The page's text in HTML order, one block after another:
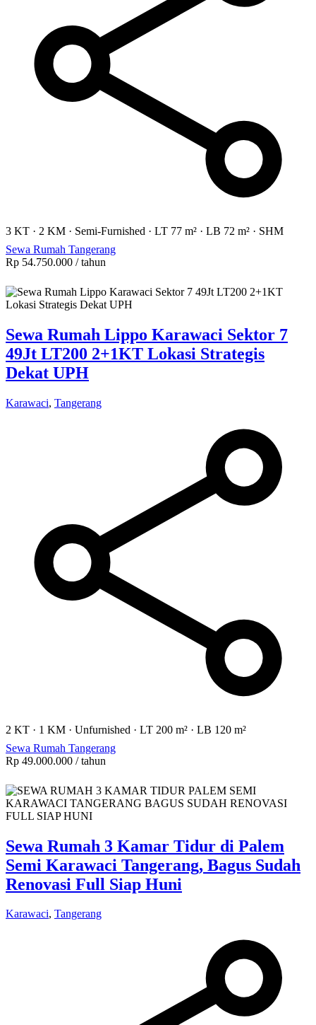
3 KT · 2 KM · Semi-Furnished · LT 77 m² · LB 72 m² · SHM
Sewa Rumah Tangerang
Rp 54.750.000 / tahun
Sewa Rumah Lippo Karawaci Sektor 7
49Jt LT200 2+1KT Lokasi Strategis
Dekat UPH
Karawaci, Tangerang
2 KT · 1 KM · Unfurnished · LT 200 m² · LB 120 m²
Sewa Rumah Tangerang
Rp 49.000.000 / tahun
Sewa Rumah 3 Kamar Tidur di Palem
Semi Karawaci Tangerang, Bagus Sudah
Renovasi Full Siap Huni
Karawaci, Tangerang